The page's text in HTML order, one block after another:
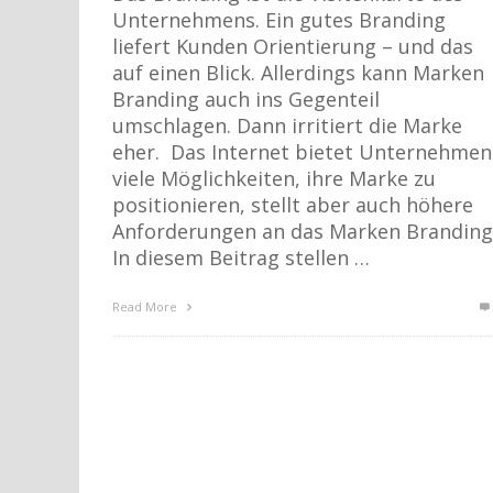
Unternehmens. Ein gutes Branding
liefert Kunden Orientierung – und das
auf einen Blick. Allerdings kann Marken
Branding auch ins Gegenteil
umschlagen. Dann irritiert die Marke
eher. Das Internet bietet Unternehmen
viele Möglichkeiten, ihre Marke zu
positionieren, stellt aber auch höhere
Anforderungen an das Marken
In diesem Beitrag stellen …
Read More